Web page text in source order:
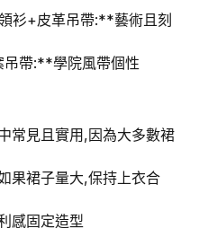
衫+皮革吊帶:**藝術且刻
帶:**學院風帶個性
常見且實用,因為大多數裙
裙子量大,保持上衣合
感固定造型